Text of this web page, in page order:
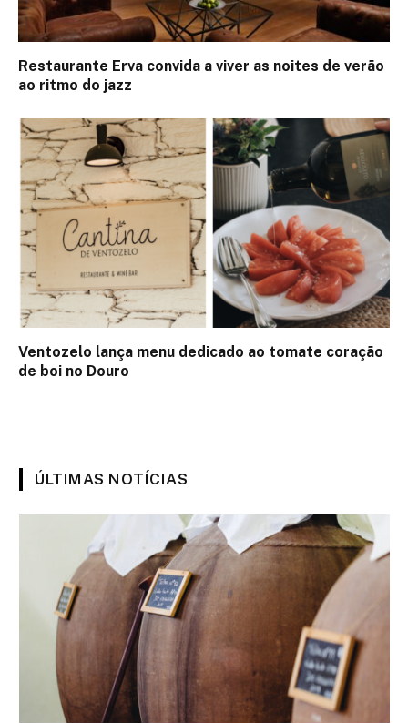
Restaurante Erva convida a viver as noites de verão
ao ritmo do jazz
Ventozelo lança menu dedicado ao tomate coração
de boi no Douro
ÚLTIMAS NOTÍCIAS